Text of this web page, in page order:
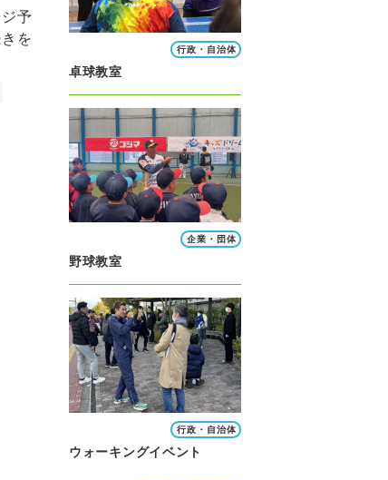
予
を
行政・自治体
卓球教室
企業・団体
野球教室
行政・自治体
ウォーキングイベント